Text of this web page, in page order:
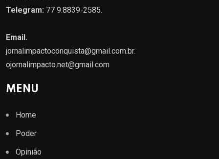
Telegram: 77 9.8839-2585.
Email.
jornalimpactoconquista@gmail.com.br.
ojornalimpacto.net@gmail.com
MENU
Home
Poder
Opinião